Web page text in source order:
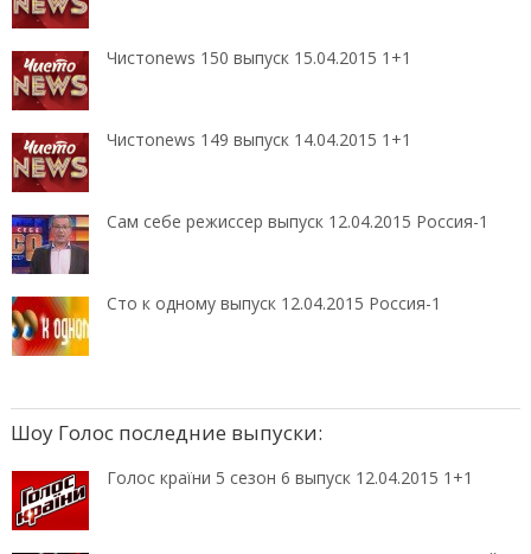
Чистоnews 150 выпуск 15.04.2015 1+1
Чистоnews 149 выпуск 14.04.2015 1+1
Сам себе режиссер выпуск 12.04.2015 Россия-1
Сто к одному выпуск 12.04.2015 Россия-1
Шоу Голос последние выпуски:
Голос країни 5 сезон 6 выпуск 12.04.2015 1+1